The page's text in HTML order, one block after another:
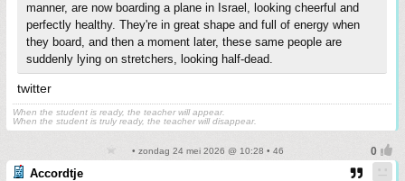
manner, are now boarding a plane in Israel, looking cheerful and
perfectly healthy. They're in great shape and full of energy when
they board, and then a moment later, these same people are
suddenly lying on stretchers, looking half-dead.
twitter
When the student is ready, the teacher will appear.
When the student is truly ready, the teacher will disappear.
• zondag 24 mei 2026 @ 10:28 • 46
Accordtje